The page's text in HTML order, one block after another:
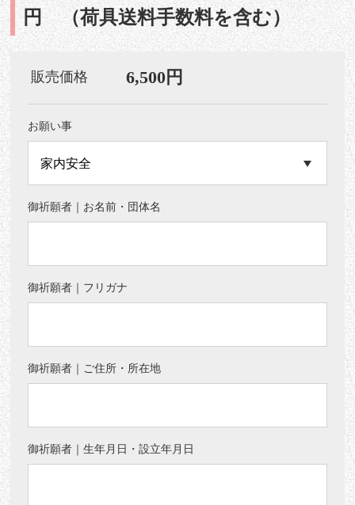
円 （荷具送料手数料を含む）
販売価格 6,500円
お願い事
御祈願者｜お名前・団体名
御祈願者｜フリガナ
御祈願者｜ご住所・所在地
御祈願者｜生年月日・設立年月日